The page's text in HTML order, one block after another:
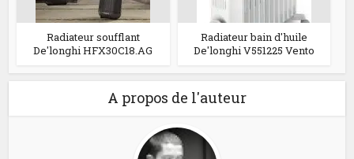
Radiateur soufflant
De'longhi HFX30C18.AG
Radiateur bain d'huile
De'longhi V551225 Vento
A propos de l'auteur